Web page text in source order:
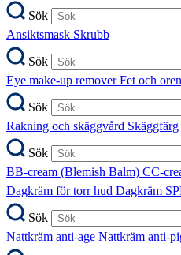
Sök
Ansiktsmask Skrubb
Sök
Eye make-up removerFet och
Sök
Rakning och skäggvård Skäggfärg
Sök
BB-cream (Blemish Balm) CC-
Dagkräm för torr hud Dagkräm
Sök
Nattkräm anti-age Nattkräm anti-